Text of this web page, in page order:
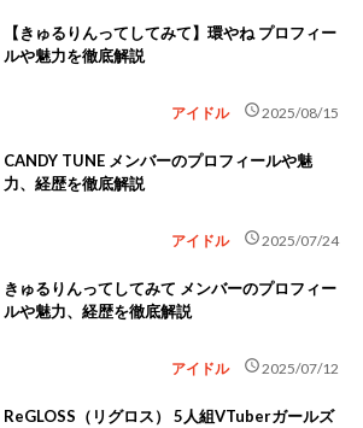
【きゅるりんってしてみて】環やね プロフィー
ルや魅力を徹底解説
アイドル schedule2025/08/15
CANDY TUNE メンバーのプロフィールや魅
力、経歴を徹底解説
アイドル schedule2025/07/24
きゅるりんってしてみて メンバーのプロフィー
ルや魅力、経歴を徹底解説
アイドル schedule2025/07/12
ReGLOSS（リグロス） 5人組VTuberガールズ